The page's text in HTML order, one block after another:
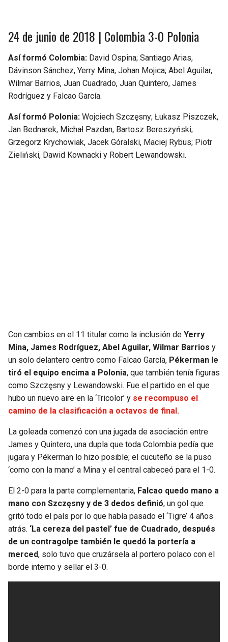
24 de junio de 2018 | Colombia 3-0 Polonia
Así formó Colombia: David Ospina; Santiago Arias,
Dávinson Sánchez, Yerry Mina, Johan Mojica; Abel Aguilar,
Wilmar Barrios, Juan Cuadrado, Juan Quintero, James
Rodríguez y Falcao García.
Así formó Polonia: Wojciech Szczęsny; Łukasz Piszczek,
Jan Bednarek, Michał Pazdan, Bartosz Bereszyński;
Grzegorz Krychowiak, Jacek Góralski, Maciej Rybus; Piotr
Zieliński, Dawid Kownacki y Robert Lewandowski.
Con cambios en el 11 titular como la inclusión de Yerry
Mina, James Rodríguez, Abel Aguilar, Wilmar Barrios y
un solo delantero centro como Falcao García, Pékerman le
tiró el equipo encima a Polonia, que también tenía figuras
como Szczęsny y Lewandowski. Fue el partido en el que
hubo un nuevo aire en la ‘Tricolor’ y se recompuso el
camino de la clasificación a octavos de final.
La goleada comenzó con una jugada de asociación entre
James y Quintero, una dupla que toda Colombia pedía que
jugara y Pékerman lo hizo posible; el cucuteño se la puso
‘como con la mano’ a Mina y el central cabeceó para el 1-0.
El 2-0 para la parte complementaria, Falcao quedo mano a
mano con Szczęsny y de 3 dedos definió, un gol que
gritó todo el país por lo que había pasado el ‘Tigre’ 4 años
atrás. ‘La cereza del pastel’ fue de Cuadrado, después
de un contragolpe también le quedó la portería a
merced, solo tuvo que cruzársela al portero polaco con el
borde interno y sellar el 3-0.